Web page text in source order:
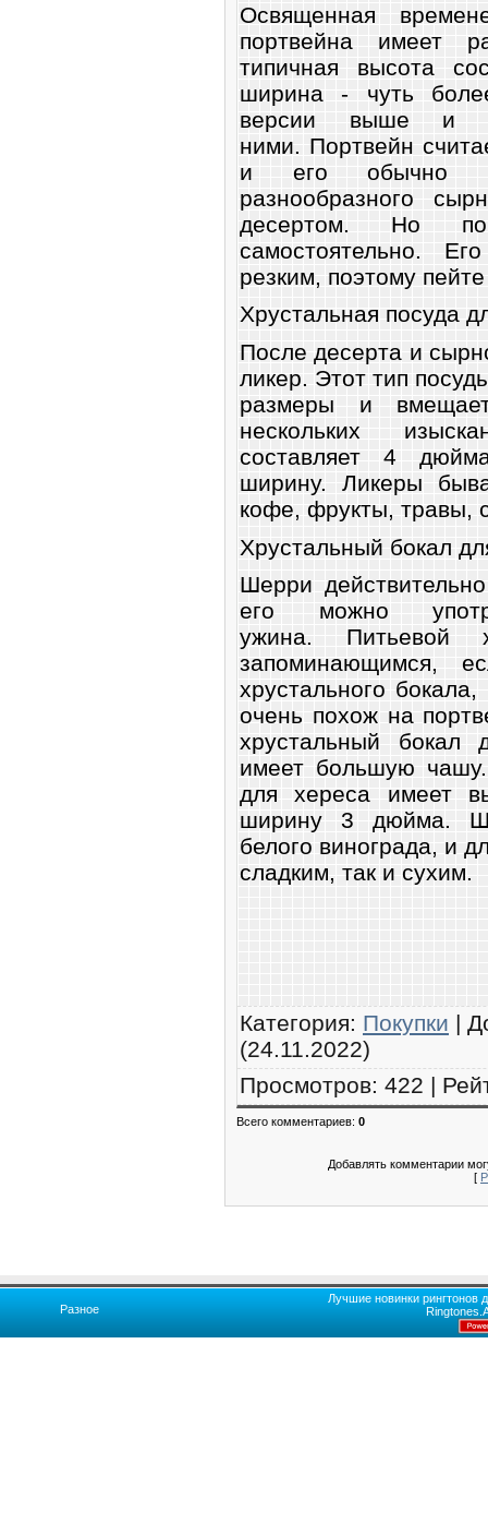
Освященная
портвейна имеет
типичная высота
ширина - чуть
версии выше и
ними. Портвейн
и его обычно
разнообразного
десертом. Но
самостоятельно.
резким, поэтому
Хрустальная посуда
После десерта и
ликер. Этот тип
размеры и
нескольких
составляет 4
ширину. Ликеры
кофе, фрукты, травы,
Хрустальный бокал
Шерри
его можно
ужина. Питьевой
запоминающимся,
хрустального
очень похож на
хрустальный
имеет большую
для хереса имеет
ширину 3 дюйма.
белого винограда, и
сладким, так и сухим.
Категория: Покупки |
(24.11.2022)
Просмотров: 422 |
Всего комментариев: 0
Добавлять комментарии
[
Разное
Лучшие новинки рингтонов